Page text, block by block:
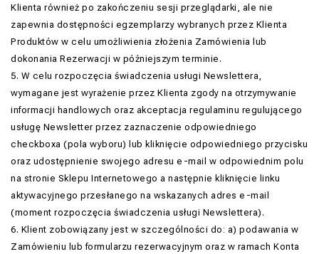
Klienta również po zakończeniu sesji przeglądarki, ale nie
zapewnia dostępności egzemplarzy wybranych przez Klienta
Produktów w celu umożliwienia złożenia Zamówienia lub
dokonania Rezerwacji w późniejszym terminie.
5. W celu rozpoczęcia świadczenia usługi Newslettera,
wymagane jest wyrażenie przez Klienta zgody na otrzymywanie
informacji handlowych oraz akceptacja regulaminu regulującego
usługę Newsletter przez zaznaczenie odpowiedniego
checkboxa (pola wyboru) lub kliknięcie odpowiedniego przycisku
oraz udostępnienie swojego adresu e-mail w odpowiednim polu
na stronie Sklepu Internetowego a następnie kliknięcie linku
aktywacyjnego przesłanego na wskazanych adres e-mail
(moment rozpoczęcia świadczenia usługi Newslettera).
6. Klient zobowiązany jest w szczególności do: a) podawania w
Zamówieniu lub formularzu rezerwacyjnym oraz w ramach Konta